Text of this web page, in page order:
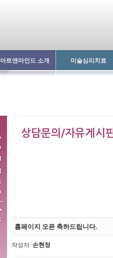
아트앤마인드 소개 미술심리치료
홈페이지 오픈 축하드립니다.
작성자: 손현정